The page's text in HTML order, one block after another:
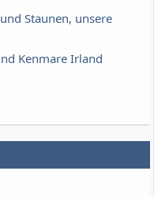
Staunen, unsere
Kenmare Irland